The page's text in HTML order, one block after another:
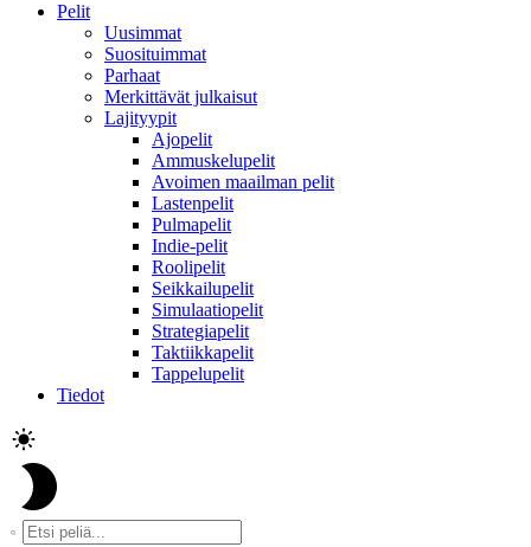
Pelit
Uusimmat
Suosituimmat
Parhaat
Merkittävät julkaisut
Lajityypit
Ajopelit
Ammuskelupelit
Avoimen maailman pelit
Lastenpelit
Pulmapelit
Indie-pelit
Roolipelit
Seikkailupelit
Simulaatiopelit
Strategiapelit
Taktiikkapelit
Tappelupelit
Tiedot